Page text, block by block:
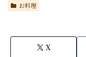
お料理
X